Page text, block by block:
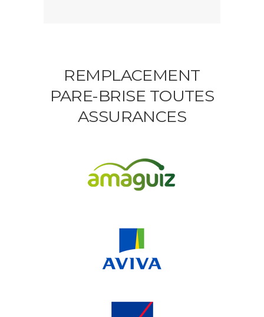
REMPLACEMENT
PARE-BRISE TOUTES
ASSURANCES